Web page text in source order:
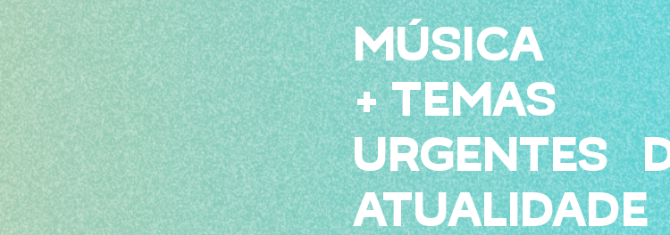
MÚSICA
+ TEMAS
URGENTES
ATUALIDADE